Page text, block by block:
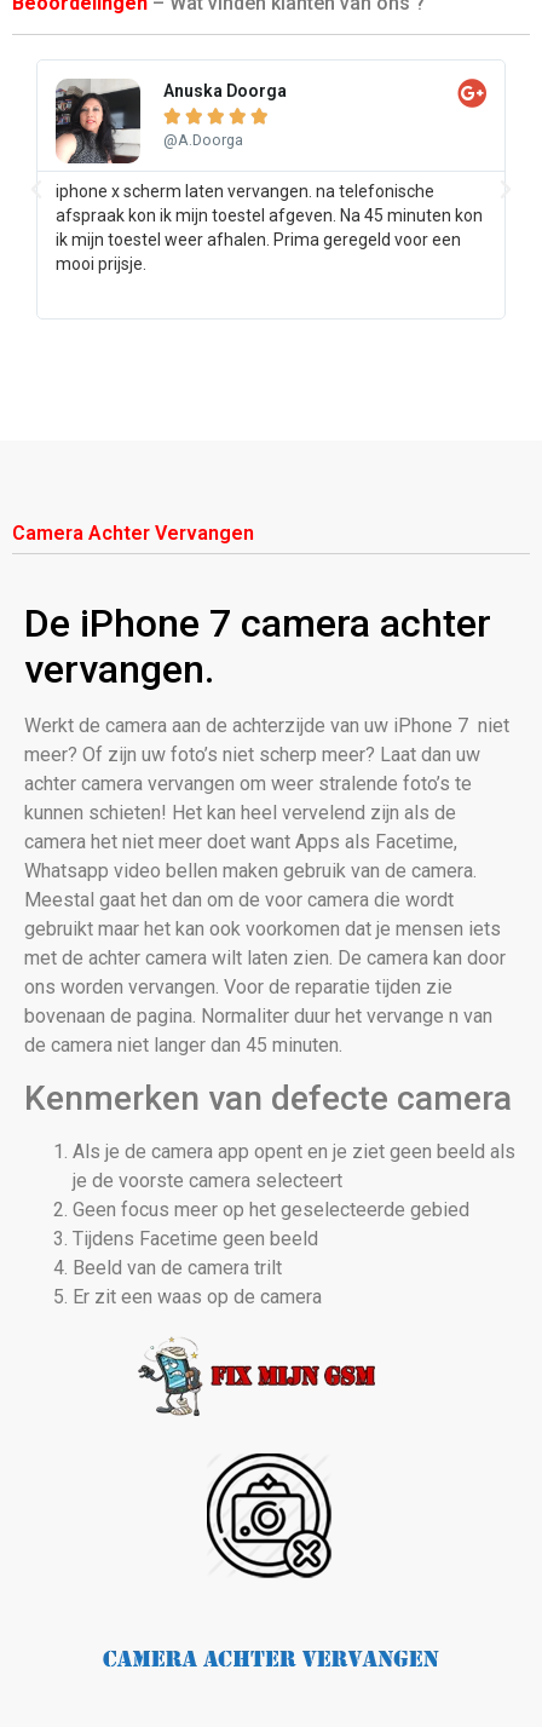
Anuska Doorga
    
@A.Doorga
iphone x scherm laten vervangen. na telefonische
afspraak kon ik mijn toestel afgeven. Na 45 minuten kon
ik mijn toestel weer afhalen. Prima geregeld voor een
mooi prijsje.
Camera Achter Vervangen
De iPhone 7 camera achter
vervangen.
Werkt de camera aan de achterzijde van uw iPhone 7 niet
meer? Of zijn uw foto’s niet scherp meer? Laat dan uw
achter camera vervangen om weer stralende foto’s te
kunnen schieten! Het kan heel vervelend zijn als de
camera het niet meer doet want Apps als Facetime,
Whatsapp video bellen maken gebruik van de camera.
Meestal gaat het dan om de voor camera die wordt
gebruikt maar het kan ook voorkomen dat je mensen iets
met de achter camera wilt laten zien. De camera kan door
ons worden vervangen. Voor de reparatie tijden zie
bovenaan de pagina. Normaliter duur het vervange n van
de camera niet langer dan 45 minuten.
Kenmerken van defecte camera
Als je de camera app opent en je ziet geen beeld als
je de voorste camera selecteert
Geen focus meer op het geselecteerde gebied
Tijdens Facetime geen beeld
Beeld van de camera trilt
Er zit een waas op de camera